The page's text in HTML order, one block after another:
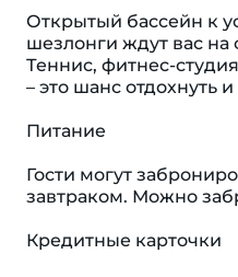
Открытый бассейн к
шезлонги ждут вас на
Теннис, фитнес-
– это шанс отдохнуть
Питание
Гости могут
завтраком. Можно
Кредитные карточки